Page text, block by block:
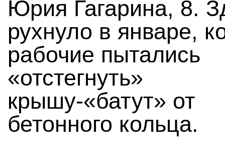
Юрия Гагарина, 8.
рухнуло в январе,
рабочие пытались
«отстегнуть»
крышу-«батут» от
бетонного кольца.